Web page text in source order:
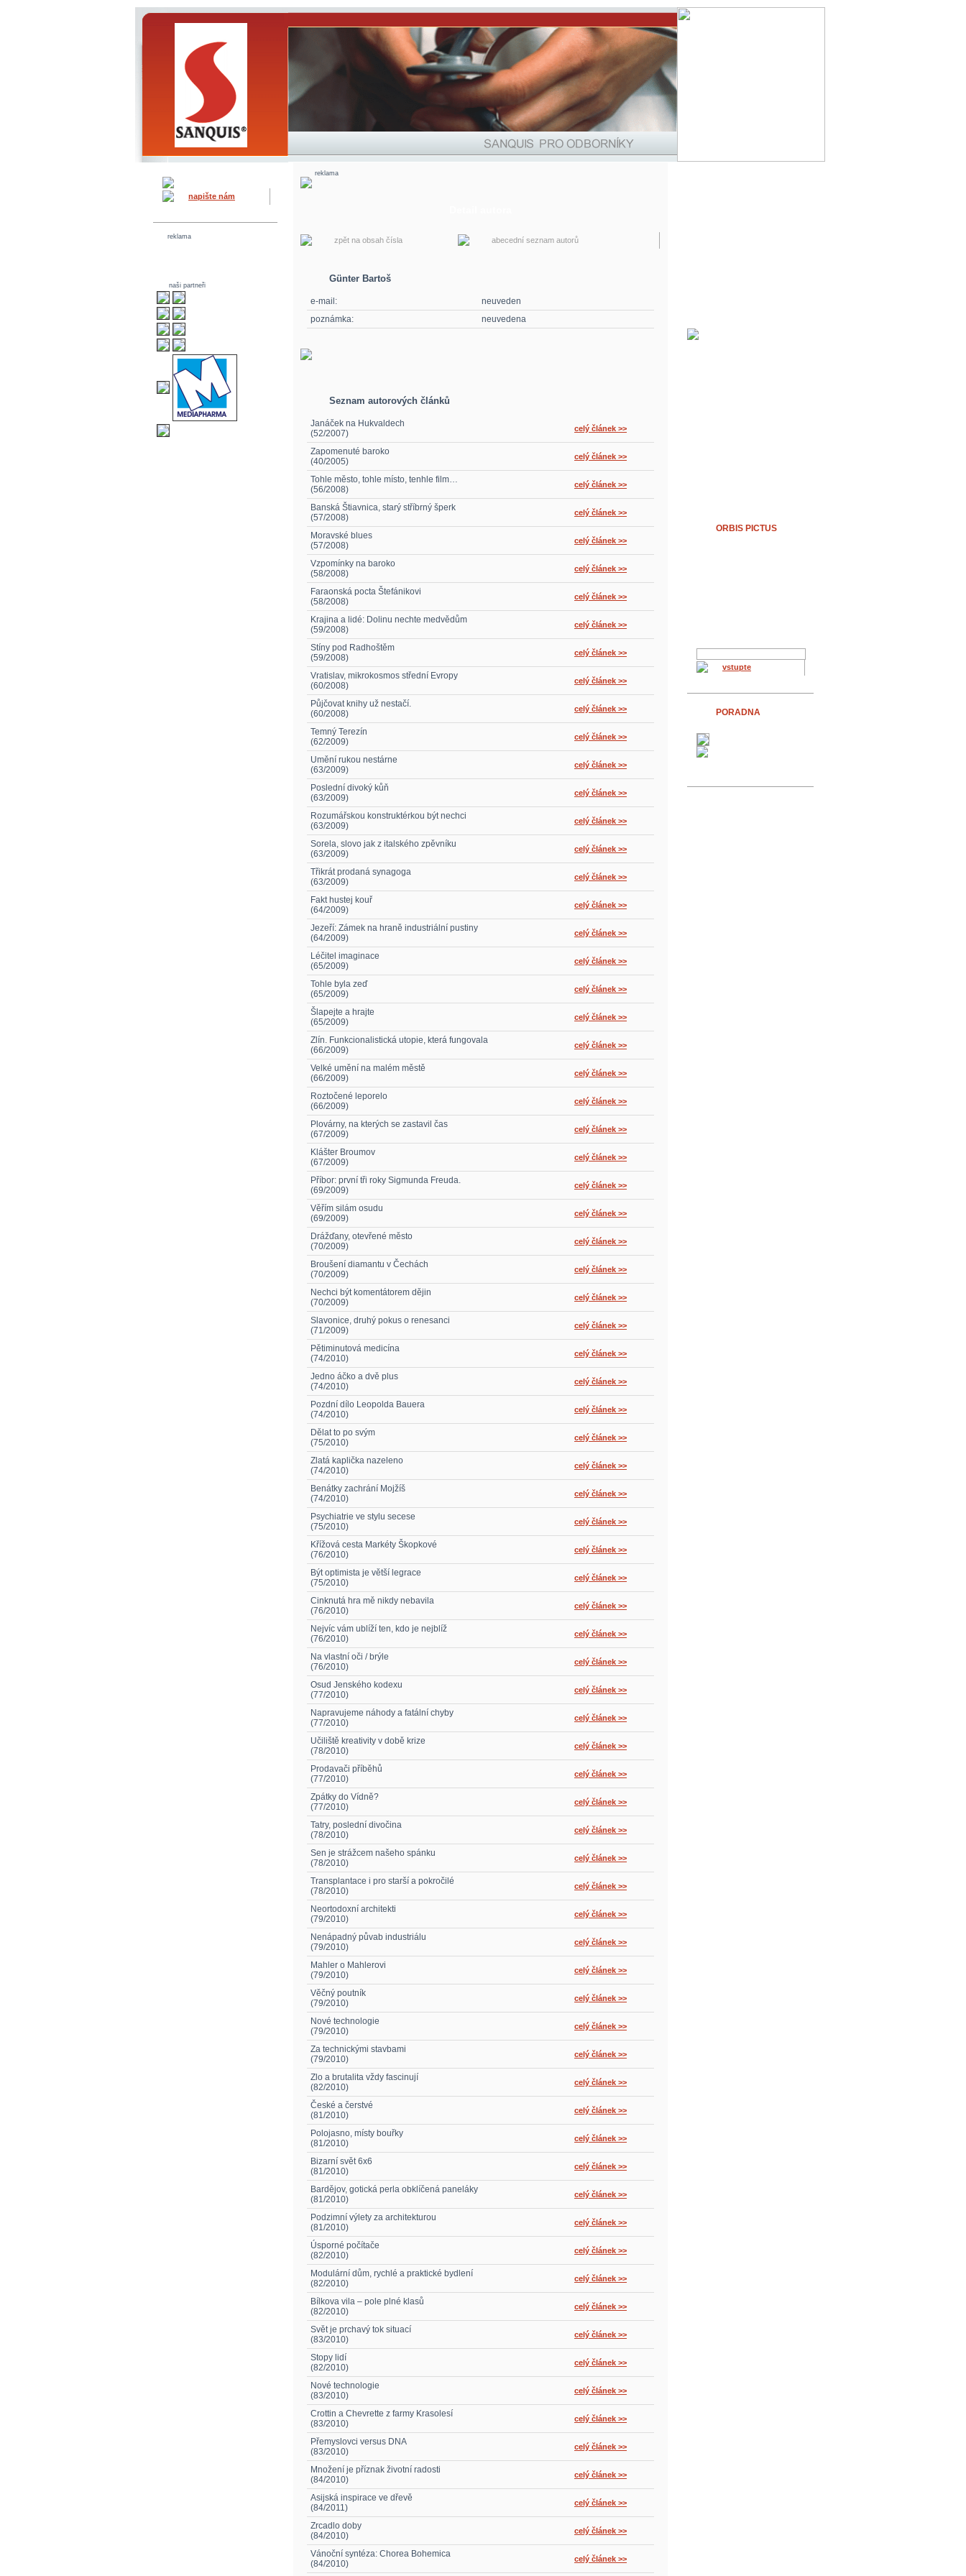
napište nám
reklama
naši partneři
reklama
zpět na obsah čísla abecední seznam autorů
Günter Bartoš
e-mail:
neuveden
poznámka:
neuvedena
Seznam autorových článků
Janáček na Hukvaldech
(52/2007)
celý článek >>
Zapomenuté baroko
(40/2005)
celý článek >>
Tohle město, tohle místo, tenhle film…
(56/2008)
celý článek >>
Banská Štiavnica, starý stříbrný šperk
(57/2008)
celý článek >>
Moravské blues
(57/2008)
celý článek >>
Vzpomínky na baroko
(58/2008)
celý článek >>
Faraonská pocta Štefánikovi
(58/2008)
celý článek >>
Krajina a lidé: Dolinu nechte medvědům
(59/2008)
celý článek >>
Stíny pod Radhoštěm
(59/2008)
celý článek >>
Vratislav, mikrokosmos střední Evropy
(60/2008)
celý článek >>
Půjčovat knihy už nestačí.
(60/2008)
celý článek >>
Temný Terezín
(62/2009)
celý článek >>
Umění rukou nestárne
(63/2009)
celý článek >>
Poslední divoký kůň
(63/2009)
celý článek >>
Rozumářskou konstruktérkou být nechci
(63/2009)
celý článek >>
Sorela, slovo jak z italského zpěvníku
(63/2009)
celý článek >>
Třikrát prodaná synagoga
(63/2009)
celý článek >>
Fakt hustej kouř
(64/2009)
celý článek >>
Jezeří: Zámek na hraně industriální pustiny
(64/2009)
celý článek >>
Léčitel imaginace
(65/2009)
celý článek >>
Tohle byla zeď
(65/2009)
celý článek >>
Šlapejte a hrajte
(65/2009)
celý článek >>
Zlín. Funkcionalistická utopie, která fungovala
(66/2009)
celý článek >>
Velké umění na malém městě
(66/2009)
celý článek >>
Roztočené leporelo
(66/2009)
celý článek >>
Plovárny, na kterých se zastavil čas
(67/2009)
celý článek >>
Klášter Broumov
(67/2009)
celý článek >>
Příbor: první tři roky Sigmunda Freuda.
(69/2009)
celý článek >>
Věřím silám osudu
(69/2009)
celý článek >>
Drážďany, otevřené město
(70/2009)
celý článek >>
Broušení diamantu v Čechách
(70/2009)
celý článek >>
Nechci být komentátorem dějin
(70/2009)
celý článek >>
Slavonice, druhý pokus o renesanci
(71/2009)
celý článek >>
Pětiminutová medicína
(74/2010)
celý článek >>
Jedno áčko a dvě plus
(74/2010)
celý článek >>
Pozdní dílo Leopolda Bauera
(74/2010)
celý článek >>
Dělat to po svým
(75/2010)
celý článek >>
Zlatá kaplička nazeleno
(74/2010)
celý článek >>
Benátky zachrání Mojžíš
(74/2010)
celý článek >>
Psychiatrie ve stylu secese
(75/2010)
celý článek >>
Křížová cesta Markéty Škopkové
(76/2010)
celý článek >>
Být optimista je větší legrace
(75/2010)
celý článek >>
Cinknutá hra mě nikdy nebavila
(76/2010)
celý článek >>
Nejvíc vám ublíží ten, kdo je nejblíž
(76/2010)
celý článek >>
Na vlastní oči / brýle
(76/2010)
celý článek >>
Osud Jenského kodexu
(77/2010)
celý článek >>
Napravujeme náhody a fatální chyby
(77/2010)
celý článek >>
Učiliště kreativity v době krize
(78/2010)
celý článek >>
Prodavači příběhů
(77/2010)
celý článek >>
Zpátky do Vídně?
(77/2010)
celý článek >>
Tatry, poslední divočina
(78/2010)
celý článek >>
Sen je strážcem našeho spánku
(78/2010)
celý článek >>
Transplantace i pro starší a pokročilé
(78/2010)
celý článek >>
Neortodoxní architekti
(79/2010)
celý článek >>
Nenápadný půvab industriálu
(79/2010)
celý článek >>
Mahler o Mahlerovi
(79/2010)
celý článek >>
Věčný poutník
(79/2010)
celý článek >>
Nové technologie
(79/2010)
celý článek >>
Za technickými stavbami
(79/2010)
celý článek >>
Zlo a brutalita vždy fascinují
(82/2010)
celý článek >>
České a čerstvé
(81/2010)
celý článek >>
Polojasno, místy bouřky
(81/2010)
celý článek >>
Bizarní svět 6x6
(81/2010)
celý článek >>
Bardějov, gotická perla obklíčená paneláky
(81/2010)
celý článek >>
Podzimní výlety za architekturou
(81/2010)
celý článek >>
Úsporné počítače
(82/2010)
celý článek >>
Modulární dům, rychlé a praktické bydlení
(82/2010)
celý článek >>
Bílkova vila – pole plné klasů
(82/2010)
celý článek >>
Svět je prchavý tok situací
(83/2010)
celý článek >>
Stopy lidí
(82/2010)
celý článek >>
Nové technologie
(83/2010)
celý článek >>
Crottin a Chevrette z farmy Krasolesí
(83/2010)
celý článek >>
Přemyslovci versus DNA
(83/2010)
celý článek >>
Množení je příznak životní radosti
(84/2010)
celý článek >>
Asijská inspirace ve dřevě
(84/2011)
celý článek >>
Zrcadlo doby
(84/2010)
celý článek >>
Vánoční syntéza: Chorea Bohemica
(84/2010)
celý článek >>
ORBIS PICTUS
vstupte
PORADNA